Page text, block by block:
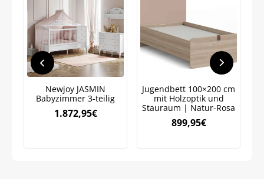
Newjoy JASMIN
Babyzimmer 3-teilig
1.872,95€
Jugendbett 100×200 cm
mit Holzoptik und
Stauraum | Natur-Rosa
899,95€